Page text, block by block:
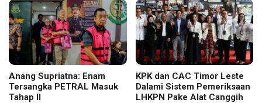
Anang Supriatna: Enam
Tersangka PETRAL Masuk
Tahap II
KPK dan CAC Timor Leste
Dalami Sistem Pemeriksaan
LHKPN Pake Alat Canggih